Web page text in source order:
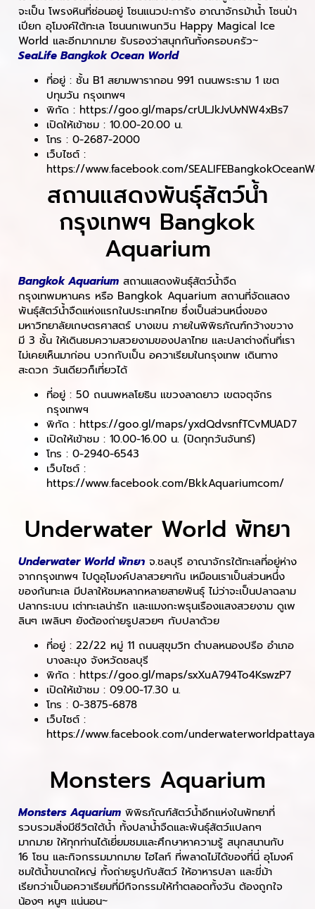
จะเป็น โพรงหินที่ซ่อนอยู่ โซนแนวปะการัง อาณาจักรม้าน้ำ โซนป่า
เปียก อุโมงค์ใต้ทะเล โซนนกเพนกวิน Happy Magical Ice
World และอีกมากมาย รับรองว่าสนุกกันทั้งครอบครัว~
SeaLife Bangkok Ocean World
ที่อยู่ : ชั้น B1 สยามพารากอน 991 ถนนพระราม 1 เขต
ปทุมวัน กรุงเทพฯ
พิกัด : https://goo.gl/maps/crULJkJvUvNW4xBs7
เปิดให้เข้าชม : 10.00-20.00 น.
โทร : 0-2687-2000
เว็บไซต์ :
https://www.facebook.com/
สถานแสดงพันธุ์สัตว์น้ำ
กรุงเทพฯ Bangkok
Aquarium
Bangkok Aquarium สถานแสดงพันธุ์สัตว์น้ำจืด
กรุงเทพมหานคร หรือ Bangkok Aquarium สถานที่จัดแสดง
พันธุ์สัตว์น้ำจืดแห่งแรกในประเทศไทย ซึ่งเป็นส่วนหนึ่งของ
มหาวิทยาลัยเกษตรศาสตร์ บางเขน ภายในพิพิธภัณฑ์กว้างขวาง
มี 3 ชั้น ให้เดินชมความสวยงามของปลาไทย และปลาต่างถิ่นที่เรา
ไม่เคยเห็นมาก่อน บวกกับเป็น อควาเรียมในกรุงเทพ เดินทาง
สะดวก วันเดียวก็เที่ยวได้
ที่อยู่ : 50 ถนนพหลโยธิน แขวงลาดยาว เขตจตุจักร
กรุงเทพฯ
พิกัด : https://goo.gl/maps/yxdQdvsnfTCvMUAD7
เปิดให้เข้าชม : 10.00-16.00 น. (ปิดทุกวันจันทร์)
โทร : 0-2940-6543
เว็บไซต์ :
https://www.facebook.com/BkkAquariumcom/
Underwater World พัทยา
Underwater World พัทยา จ.ชลบุรี อาณาจักรใต้ทะเลที่อยู่ห่าง
จากกรุงเทพฯ ไปดูอุโมงค์ปลาสวยๆกัน เหมือนเราเป็นส่วนหนึ่ง
ของก้นทะเล มีปลาให้ชมหลากหลายสายพันธุ์ ไม่ว่าจะเป็นปลาฉลาม
ปลากระเบน เต่าทะเลน่ารัก และแมงกะพรุนเรืองแสงสวยงาม ดูเพ
ลินๆ เพลินๆ ยังต้องถ่ายรูปสวยๆ กับปลาด้วย
ที่อยู่ : 22/22 หมู่ 11 ถนนสุขุมวิท ตำบลหนองปรือ อำเภอ
บางละมุง จังหวัดชลบุรี
พิกัด : https://goo.gl/maps/sxXuA794To4KswzP7
เปิดให้เข้าชม : 09.00-17.30 น.
โทร : 0-3875-6878
เว็บไซต์ :
https://www.facebook.com/
Monsters Aquarium
Monsters Aquarium พิพิธภัณฑ์สัตว์น้ำอีกแห่งในพัทยาที่
รวบรวมสิ่งมีชีวิตใต้น้ำ ทั้งปลาน้ำจืดและพันธุ์สัตว์แปลกๆ
มากมาย ให้ทุกท่านได้เยี่ยมชมและศึกษาหาความรู้ สนุกสนานกับ
16 โซน และกิจกรรมมากมาย ไฮไลท์ ที่พลาดไม่ได้ของที่นี่ อุโมงค์
ชมใต้น้ำขนาดใหญ่ ทั้งถ่ายรูปกับสัตว์ ให้อาหารปลา และขี่ม้า
เรียกว่าเป็นอควาเรียมที่มีกิจกรรมให้ทำตลอดทั้งวัน ต้องถูกใจ
น้องๆ หนูๆ แน่นอน~